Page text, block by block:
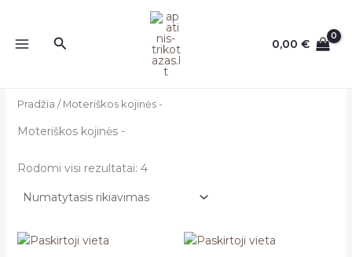
turinio
Paieška 0,00€
Pradžia / Moteriškos kojinės -
Moteriškos kojinės -
Rodomi visi rezultatai: 4